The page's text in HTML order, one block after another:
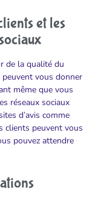
et les
de la qualité du
vous donner
même que vous
réseaux sociaux
d’avis comme
clients peuvent vous
pouvez attendre